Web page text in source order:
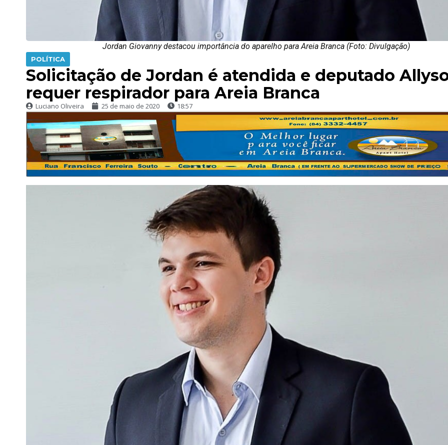
Jordan Giovanny destacou importância do aparelho para Areia Branca (Foto: Divulgação)
POLÍTICA
Solicitação de Jordan é atendida e deputado
requer respirador para Areia Branca
Luciano Oliveira 25 de maio de 2020 18:57